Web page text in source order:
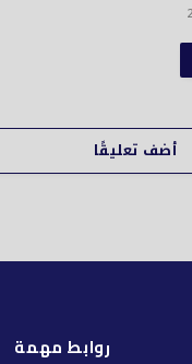
أضف تعليقًا
روابط مهمة